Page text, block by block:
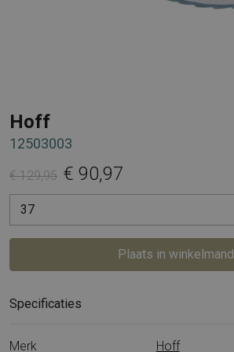
Hoff
12503003
€ 129,95 € 90,97
37
Plaats in winkelmand
Specificaties
Merk
Hoff